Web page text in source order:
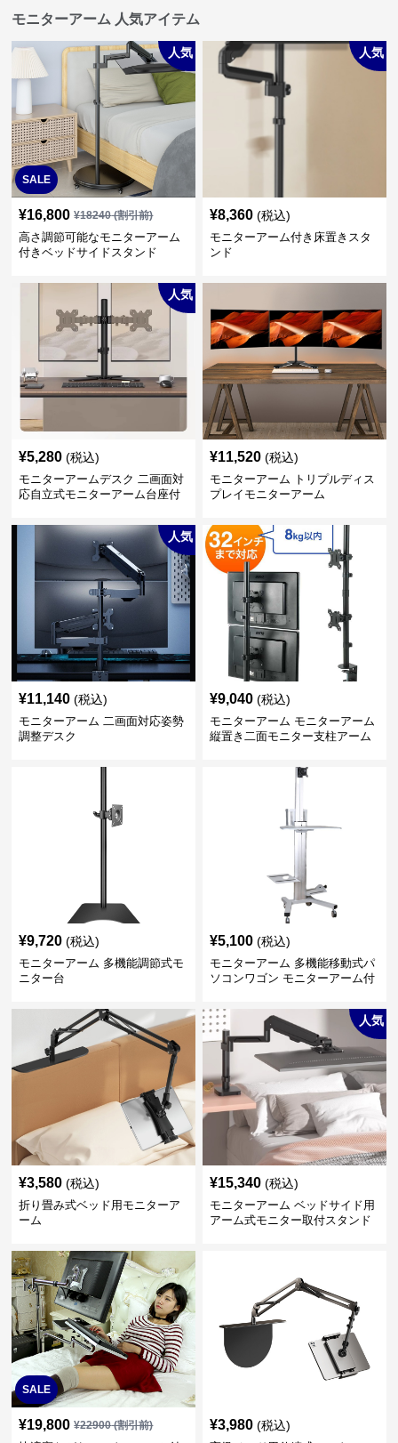
モニターアーム 人気アイテム
SALE
人気
¥16,800 ¥18240(割引前)
高さ調節可能なモニターアーム
付きベッドサイドスタンド
人気
¥8,360 (税込)
モニターアーム付き床置きスタ
ンド
人気
¥5,280 (税込)
モニターアームデスク 二画面対
応自立式モニターアーム台座付
¥11,520 (税込)
モニターアーム トリプルディス
プレイモニターアーム
人気
¥11,140 (税込)
モニターアーム 二画面対応姿勢
調整デスク
¥9,040 (税込)
モニターアーム モニターアーム
縦置き二面モニター支柱アーム
¥9,720 (税込)
モニターアーム 多機能調節式モ
ニター台
¥5,100 (税込)
モニターアーム 多機能移動式パ
ソコンワゴン モニターアーム付
¥3,580 (税込)
折り畳み式ベッド用モニターア
ーム
人気
¥15,340 (税込)
モニターアーム ベッドサイド用
アーム式モニター取付スタンド
SALE
¥19,800 ¥22900(割引前) ¥3,980 (税込)